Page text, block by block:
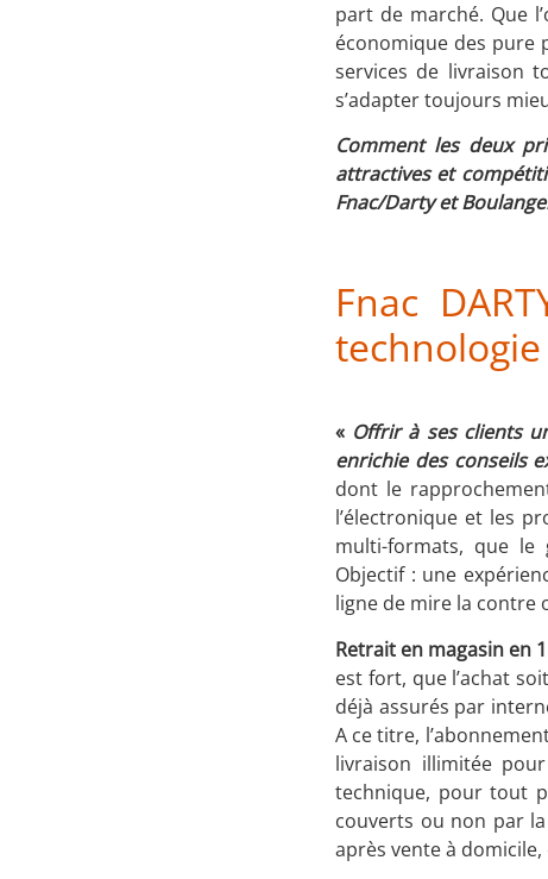
part de marché. Que
économique des pure
services de livraison
s’adapter toujours
Comment les deux
attractives et
Fnac/Darty et
Fnac
« Offrir à ses clients
enrichie des conseils
dont le
l’électronique et les
multi-formats, que le
Objectif : une
ligne de mire la contre
Retrait en magasin en
est fort, que l’achat
déjà assurés par
A ce titre,
livraison illimitée
technique, pour tout
couverts ou non par
après vente à